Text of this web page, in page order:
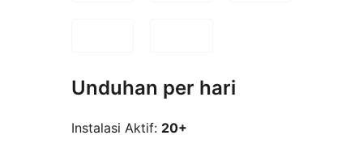
Unduhan per hari
Instalasi Aktif: 20+